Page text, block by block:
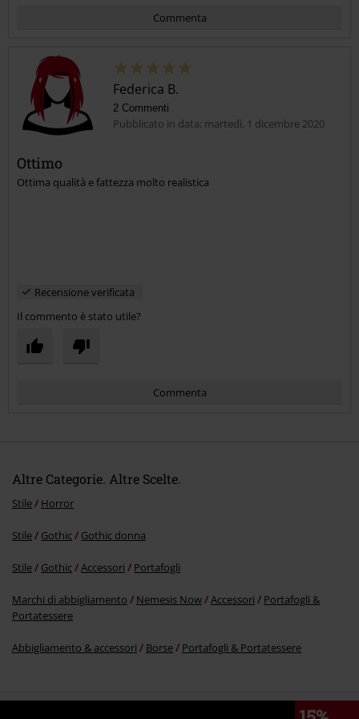
Commenta
Invia un commento
Federica B.
2 Commenti
Pubblicato in data: martedì, 1 dicembre 2020
Ottimo
Ottima qualità e fattezza molto realistica
Recensione verificata
Il commento è stato utile?
Commenta
Altre Categorie. Altre Scelte.
Stile Horror
Stile Gothic Gothic donna
Stile Gothic Accessori Portafogli
Marchi di abbigliamento Nemesis Now Accessori
Portafogli &
Portatessere
Abbigliamento & accessori Borse Portafogli & Portatessere